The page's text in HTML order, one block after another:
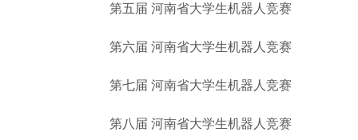
第五届 河南省大学生机器人竞赛
第六届 河南省大学生机器人竞赛
第七届 河南省大学生机器人竞赛
第八届 河南省大学生机器人竞赛